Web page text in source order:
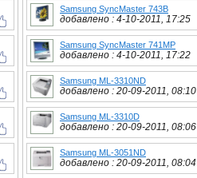
Samsung SyncMaster 743B
добавлено : 4-10-2011, 17:25
Samsung SyncMaster 741MP
добавлено : 4-10-2011, 17:22
Samsung ML-3310ND
добавлено : 20-09-2011, 08:10
Samsung ML-3310D
добавлено : 20-09-2011, 08:06
Samsung ML-3051ND
добавлено : 20-09-2011, 08:04